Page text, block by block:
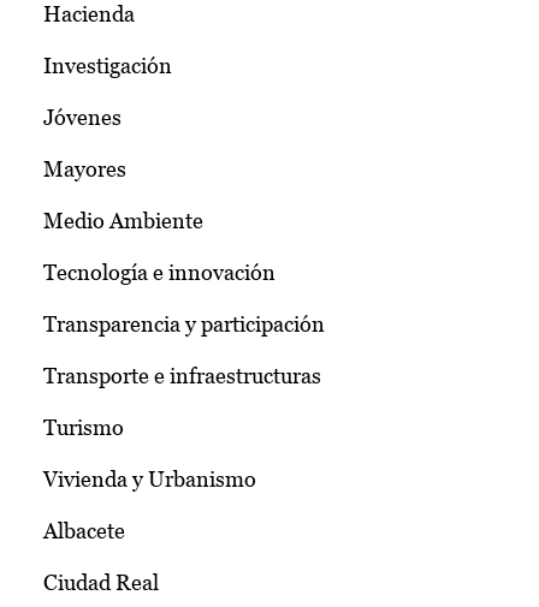
Hacienda
Investigación
Jóvenes
Mayores
Medio Ambiente
Tecnología e innovación
Transparencia y participación
Transporte e infraestructuras
Turismo
Vivienda y Urbanismo
Albacete
Ciudad Real